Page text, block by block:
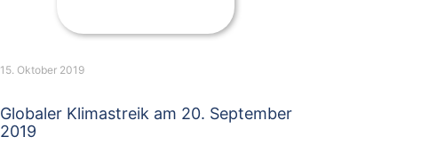
15. Oktober 2019
Globaler Klimastreik am 20. September
2019